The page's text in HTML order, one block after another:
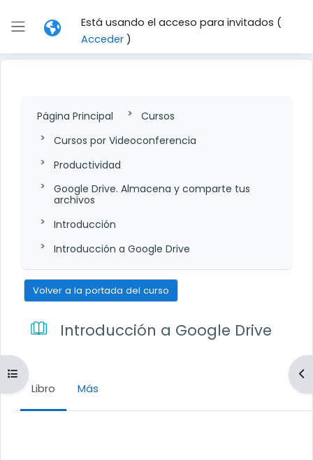
Panel lateral
Está usando el acceso para invitados (
Acceder)
Abrir índice del curso
Página Principal
Cursos
Cursos por Videoconferencia
Productividad
Google Drive. Almacena y comparte tus
archivos
Introducción
Introducción a Google Drive
Volver a la portada del curso
Introducción a Google Drive
Libro Más